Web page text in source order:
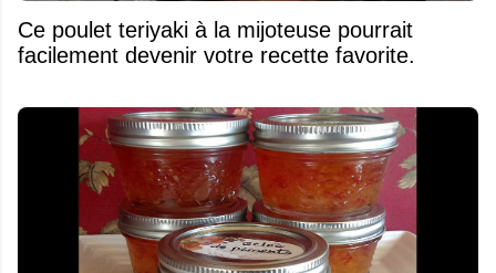
Ce poulet teriyaki à la mijoteuse pourrait
facilement devenir votre recette favorite.